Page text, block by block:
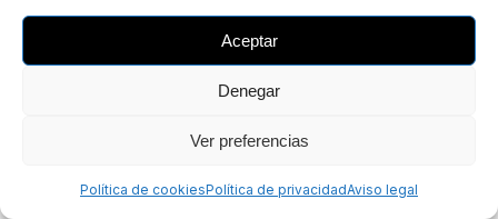
Aceptar
Denegar
Ver preferencias
Política de cookiesPolítica de privacidadAviso legal